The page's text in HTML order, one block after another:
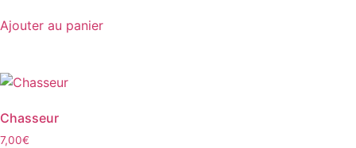
Ajouter au panier
Chasseur
7,00€